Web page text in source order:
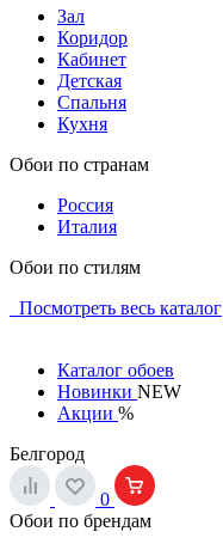
Зал
Коридор
Кабинет
Детская
Спальня
Кухня
Обои по странам
Россия
Италия
Обои по стилям
Посмотреть весь каталог
Каталог обоев
Новинки NEW
Акции %
Белгород
0
Обои по брендам